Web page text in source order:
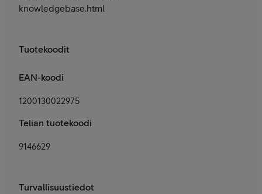
knowledgebase.html
Tuotekoodit
EAN-koodi
1200130022975
Telian tuotekoodi
9146629
Turvallisuustiedot